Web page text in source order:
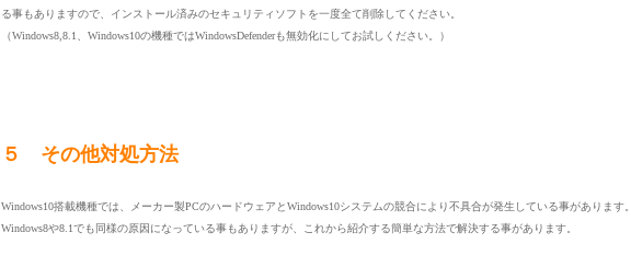
る事もありますので、インストール済みのセキュリティソフトを一度全て削除してください。
（Windows8,8.1、Windows10の機種ではWindowsDefenderも無効化にしてお試しください。）
５ その他対処方法
Windows10搭載機種では、メーカー製PCのハードウェアとWindows10システムの競合により不具合が発生している事があります。
Windows8や8.1でも同様の原因になっている事もありますが、これから紹介する簡単な方法で解決する事があります。